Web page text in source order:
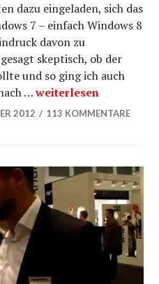
dazu eingeladen, sich das
7 – einfach Windows 8
davon zu
skeptisch, ob der
und so ging ich auch
…hoTodi.tv bei
weiterlesen
2012 113 KOMMENTARE